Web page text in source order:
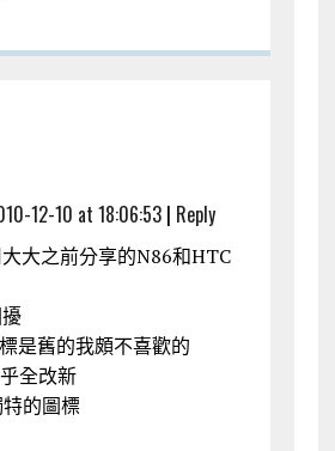
12-10 at 18:06:53| Reply
大之前分享的N86和HTC
是舊的我頗不喜歡的
全改新
的圖標